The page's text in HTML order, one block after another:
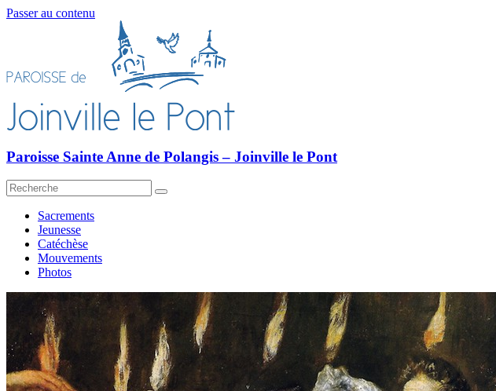
Passer au contenu
Paroisse Sainte Anne de Polangis – Joinville le Pont
Sacrements
Jeunesse
Catéchèse
Mouvements
Photos